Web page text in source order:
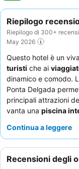
Riepilogo
Riepilogo di 300+
May 2026
Questo hotel è un
turisti che ai
dinamico e comodo.
Ponta Delgada
principali attrazioni
vanta una piscina
lodano costantemente
un'esperienza più
una camera non
Continua a leggere
Recensioni degli